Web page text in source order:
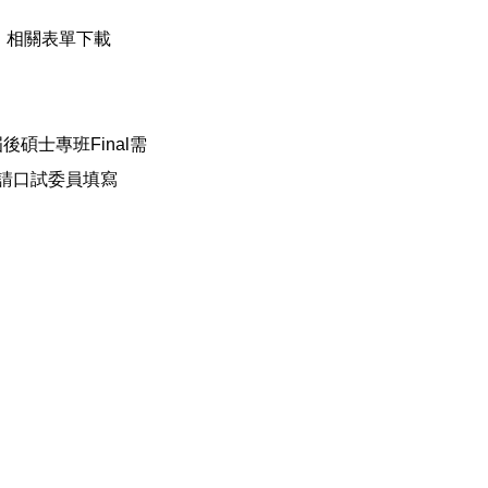
相關表單下載
後碩士專班Final需
口試委員填寫